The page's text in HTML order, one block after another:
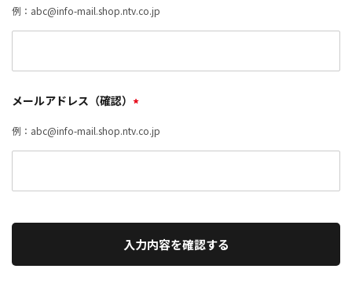
例：abc@info-mail.shop.ntv.co.jp
メールアドレス（確認） *
例：abc@info-mail.shop.ntv.co.jp
入力内容を確認する